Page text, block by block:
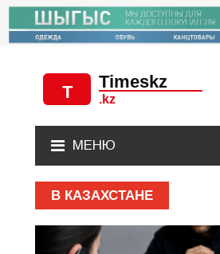
МЕНЮ
В КАЗАХСТАНЕ